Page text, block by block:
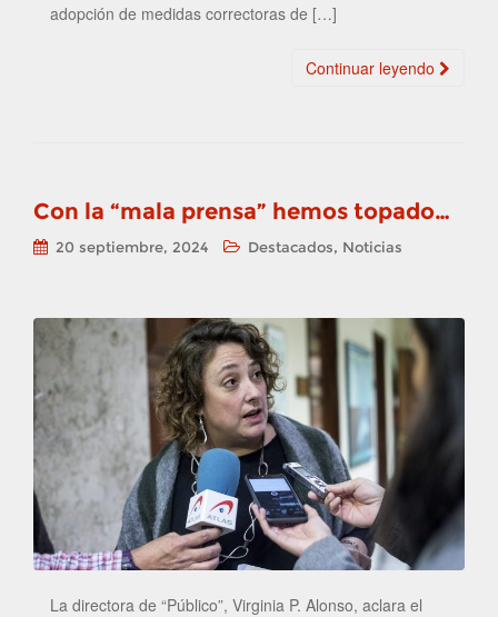
adopción de medidas correctoras de […]
Continuar leyendo
Con la “mala prensa” hemos topado…
20 septiembre, 2024 Destacados, Noticias
La directora de “Público”, Virginia P. Alonso, aclara el